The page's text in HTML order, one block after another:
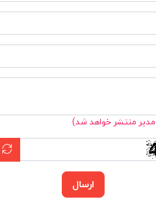
مدیر منتشر خواهد شد)
ارسال